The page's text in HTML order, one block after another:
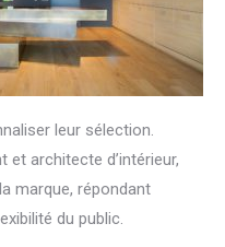
leur sélection.
et architecte d’intérieur,
marque, répondant
du public.